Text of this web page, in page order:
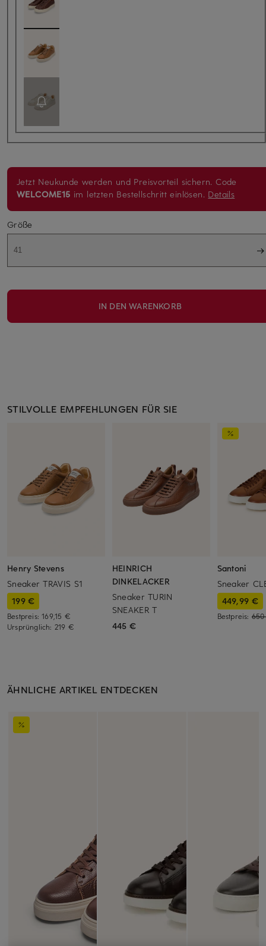
Jetzt Neukunde werden und Preisvorteil sichern. Code
WELCOME15 im letzten Bestellschritt einlösen. Details
Größe
41
IN DEN WARENKORB
STILVOLLE EMPFEHLUNGEN FÜR SIE
Henry Stevens
Sneaker TRAVIS S1
199 €
Bestpreis:169,15 €
Ursprünglich: 219 €
HEINRICH
DINKELACKER
Sneaker TURIN
SNEAKER T
445 €
Santoni
Sneaker
449,99 €
Bestpreis:
ÄHNLICHE ARTIKEL ENTDECKEN